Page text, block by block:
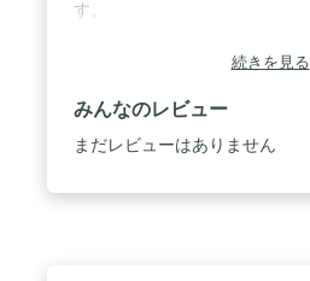
す。
続きを見る
みんなのレビュー
まだレビューはありません